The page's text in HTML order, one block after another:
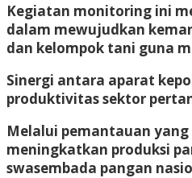
Kegiatan monitoring ini
dalam mewujudkan
dan kelompok tani guna
Sinergi antara aparat
produktivitas sektor
Melalui pemantauan
meningkatkan produksi
swasembada pangan